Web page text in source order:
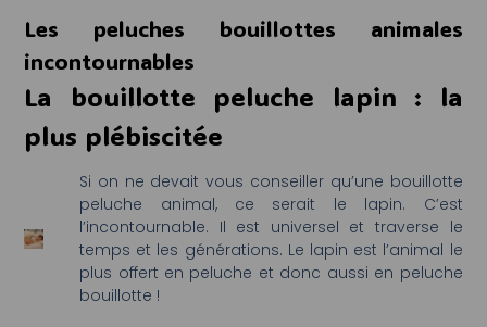
Les peluches bouillottes animales
incontournables
La bouillotte peluche lapin : la
plus plébiscitée
Si on ne devait vous conseiller qu’une bouillotte
peluche animal, ce serait le lapin. C’est
l’incontournable. Il est universel et traverse le
temps et les générations. Le lapin est l’animal le
plus offert en peluche et donc aussi en peluche
bouillotte !